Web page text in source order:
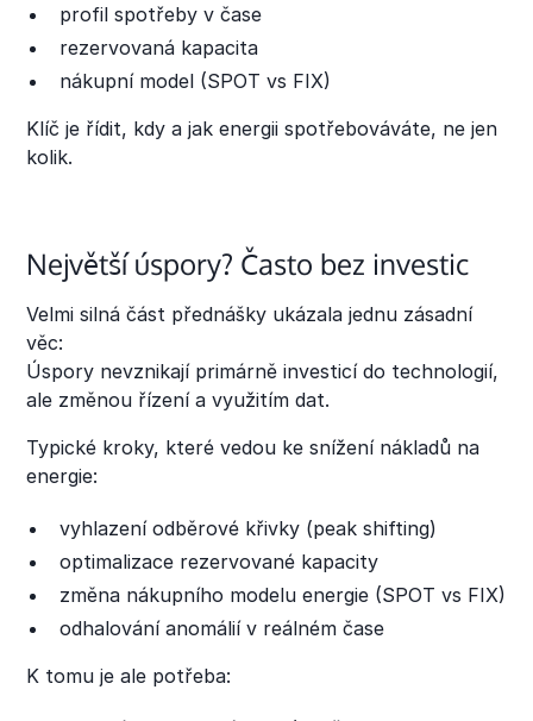
profil spotřeby v čase
rezervovaná kapacita
nákupní model (SPOT vs FIX)
Klíč je řídit, kdy a jak energii spotřebováváte, ne jen
kolik.
Největší úspory? Často bez investic
Velmi silná část přednášky ukázala jednu zásadní
věc:
Úspory nevznikají primárně investicí do technologií,
ale změnou řízení a využitím dat.
Typické kroky, které vedou ke snížení nákladů na
energie:
vyhlazení odběrové křivky (peak shifting)
optimalizace rezervované kapacity
změna nákupního modelu energie (SPOT vs FIX)
odhalování anomálií v reálném čase
K tomu je ale potřeba: